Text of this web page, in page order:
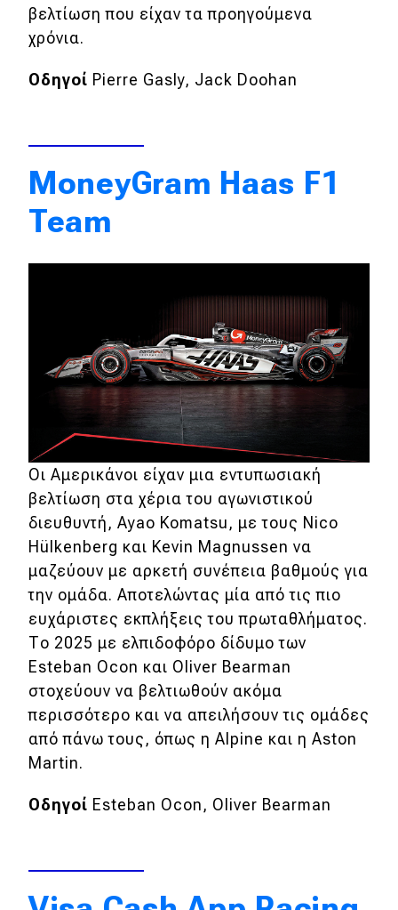
βελτίωση που είχαν τα προηγούμενα
χρόνια.
Οδηγοί Pierre Gasly, Jack Doohan
MoneyGram Haas F1
Team
Οι Αμερικάνοι είχαν μια εντυπωσιακή
βελτίωση στα χέρια του αγωνιστικού
διευθυντή, Ayao Komatsu, με τους Nico
Hülkenberg και Kevin Magnussen να
μαζεύουν με αρκετή συνέπεια βαθμούς για
την ομάδα. Αποτελώντας μία από τις πιο
ευχάριστες εκπλήξεις του πρωταθλήματος.
Το 2025 με ελπιδοφόρο δίδυμο των
Esteban Ocon και Oliver Bearman
στοχεύουν να βελτιωθούν ακόμα
περισσότερο και να απειλήσουν τις ομάδες
από πάνω τους, όπως η Alpine και η Aston
Martin.
Οδηγοί Esteban Ocon, Oliver Bearman